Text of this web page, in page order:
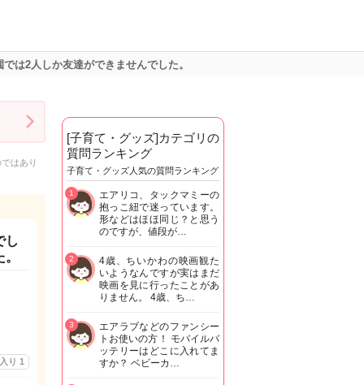
は2人しか友達ができませんでした。
はあり
し
り 1
[子育て・グッズ]カテゴリの
質問ランキング
子育て・グッズ人気の質問ランキング
エアリコ、タックマミーの
抱っこ紐で迷っています。
形などはほほ同じ？と思う
のですが、値段が…
1
4歳、ちいかわの映画観た
いようなんですが実はまだ
映画を見に行ったことがあ
りません。 4歳、ち…
2
エアラブなどのファンシー
トお使いの方！ モバイルバ
ッテリーはどこに入れてま
すか？ ベビーカ…
3